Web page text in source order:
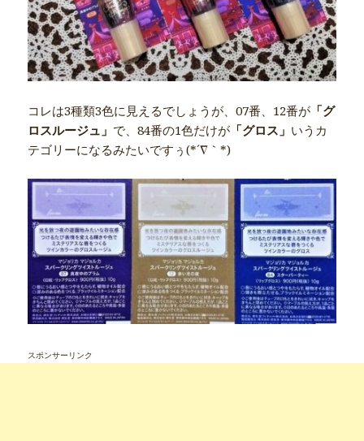
コレは3種類3色に見えるでしょうが、07番、12番が 「グ
ロスルージュ」 で、84番の1色だけが 「グロス」 いうカ
テゴリーになるみたいですぅ(*´∇｀*)
スポンサーリンク